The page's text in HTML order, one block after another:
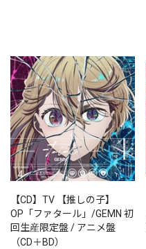
【CD】TV 【推しの子】
OP「ファタール」/GEMN 初
回生産限定盤 / アニメ盤
（CD＋BD）